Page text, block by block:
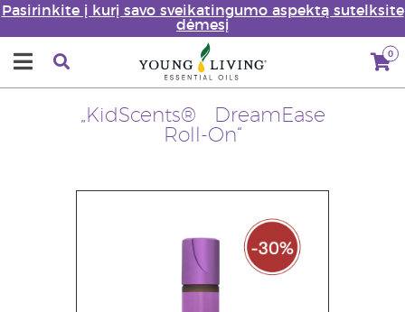
Pasirinkite į kurį savo sveikatingumo aspektą sutelksite
dėmesį
0
„KidScents® DreamEase
Roll-On“